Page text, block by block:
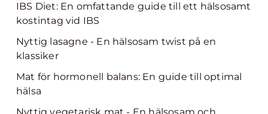
IBS Diet: En omfattande guide till ett hälsosamt
kostintag vid IBS
Nyttig lasagne - En hälsosam twist på en
klassiker
Mat för hormonell balans: En guide till optimal
hälsa